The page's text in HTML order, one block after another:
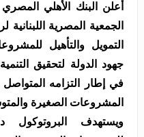
أعلن البنك الأهلي
الجمعية المصرية
التمويل والتأهيل
في إطار التزامه
المشروعات الصغيرة
ويستهدف البروتوكول